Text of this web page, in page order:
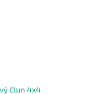
člun 4x4